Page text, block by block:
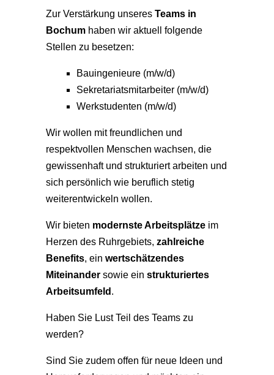
Zur Verstärkung unseresTeams in
Bochumhaben wir aktuell folgende
Stellen zu besetzen:
Bauingenieure (m/w/d)
Sekretariatsmitarbeiter (m/w/d)
Werkstudenten (m/w/d)
Wir wollen mit freundlichen und
respektvollen Menschen wachsen, die
gewissenhaft und strukturiert arbeiten und
sich persönlich wie beruflich stetig
weiterentwickeln wollen.
Wir bieten modernste Arbeitsplätzeim
Herzen des Ruhrgebiets, zahlreiche
Benefits, ein wertschätzendes
Miteinandersowie ein strukturiertes
Arbeitsumfeld .
Haben Sie Lust Teil des Teams zu
werden?
Sind Sie zudem offen für neue Ideen und